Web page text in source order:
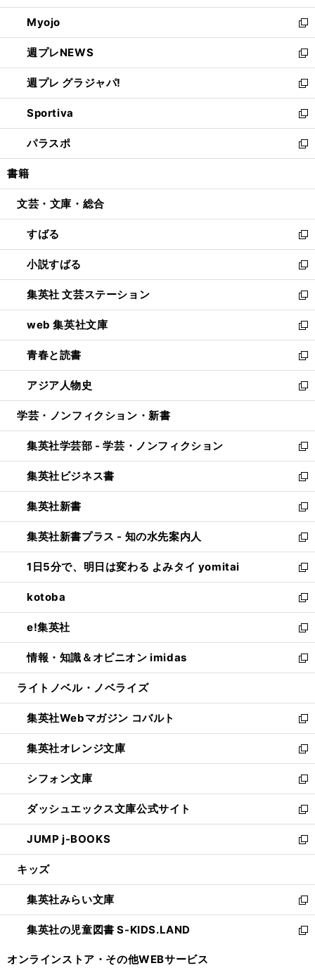
開
く
ウ
で
開
く
ン
ド
ウ
で
開
く
ウ
ィ
ン
ド
ウ
で
開
く
Myojo
新
し
い
ウ
ィ
ン
ド
ウ
で
開
週プレNEWS
新
し
い
ウ
ィ
ン
ド
ウ
開
週プレ グラジャパ!
新
し
い
ウ
ィ
ン
ウ
開
く
Sportiva
新
し
い
ウ
ン
ウ
で
開
く
パラスポ
新
し
ウ
ン
ド
ウ
で
開
く
書籍
文芸・文庫・総合
すばる
新
し
い
ウ
ィ
ン
ド
ウ
で
開
く
小説すばる
新
し
い
ウ
ィ
ン
ド
ウ
で
開
集英社 文芸ステーション
新
し
い
ウ
ィ
ン
ド
ウ
開
く
web 集英社文庫
新
し
い
ウ
ィ
ン
ウ
で
開
く
青春と読書
新
し
い
ウ
ン
ド
ウ
で
開
く
アジア人物史
新
し
ウ
ィ
ン
ド
ウ
で
開
く
学芸・ノンフィクション・新書
集英社学芸部 - 学芸・ノンフィクション
新
し
い
ウ
ィ
ン
ド
ウ
で
開
く
集英社ビジネス書
新
し
い
ウ
ィ
ン
ド
ウ
で
開
く
集英社新書
新
し
い
ウ
ィ
ン
ド
ウ
で
開
く
集英社新書プラス - 知の水先案内人
新
し
い
ウ
ィ
ン
ド
ウ
で
開
1日5分で、明日は変わる よみタイ yomitai
新
し
い
ウ
ィ
ン
ド
ウ
開
く
kotoba
新
し
い
ウ
ィ
ン
ウ
で
開
く
e!集英社
新
し
い
ウ
ン
ド
ウ
で
開
く
情報・知識＆オピニオン imidas
新
し
ウ
ィ
ン
ド
ウ
で
開
く
ライトノベル・ノベライズ
集英社Webマガジン コバルト
新
し
い
ウ
ィ
ン
ド
ウ
で
開
集英社オレンジ文庫
新
し
い
ウ
ィ
ン
ド
ウ
開
く
シフォン文庫
新
し
い
ウ
ィ
ン
ウ
で
開
く
ダッシュエックス文庫公式サイト
新
し
い
ウ
ン
ド
ウ
で
JUMP j-BOOKS
新
し
ウ
ィ
ン
ド
キッズ
集英社みらい文庫
新
し
い
集英社の児童図書 S-KIDS.LAND
新
オンラインストア・ その他WEBサービス